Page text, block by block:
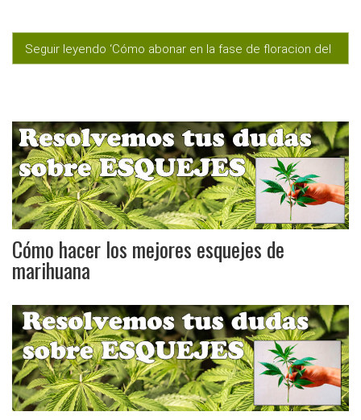
Seguir leyendo ‘Cómo abonar en la fase de floracion del
Cómo hacer los mejores esquejes de
marihuana